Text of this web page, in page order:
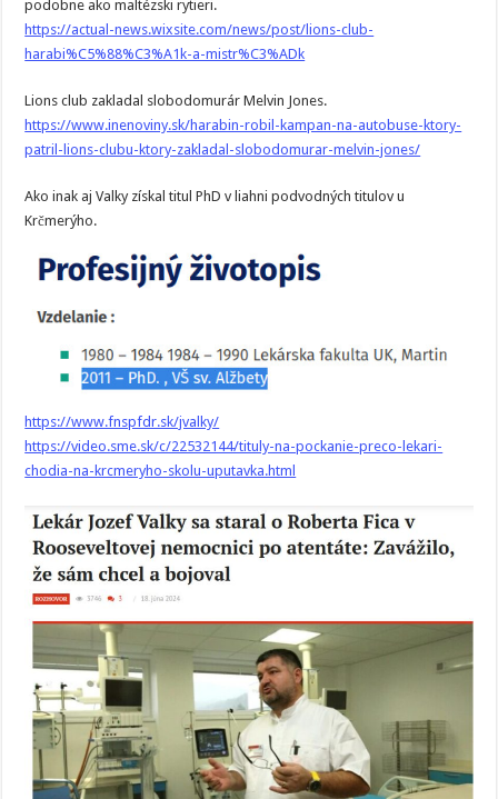
podobne ako maltézski rytieri.
https://actual-news.wixsite.com/news/post/lions-club-
harabi%C5%88%C3%A1k-a-mistr%C3%ADk
Lions club zakladal slobodomurár Melvin Jones.
https://www.inenoviny.sk/harabin-robil-kampan-na-autobuse-ktory-
patril-lions-clubu-ktory-zakladal-slobodomurar-melvin-jones/
Ako inak aj Valky získal titul PhD v liahni podvodných titulov u
Krčmerýho.
https://www.fnspfdr.sk/jvalky/
https://video.sme.sk/c/22532144/tituly-na-pockanie-preco-lekari-
chodia-na-krcmeryho-skolu-uputavka.html